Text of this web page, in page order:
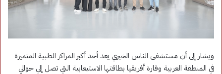
ويشار إلى أن مستشفى الناس الخيري يعد أحد أكبر المراكز الطبية المتميزة
في المنطقة العربية وقارة أفريقيا بطاقتها الاستيعابية التي تصل إلي حوالي